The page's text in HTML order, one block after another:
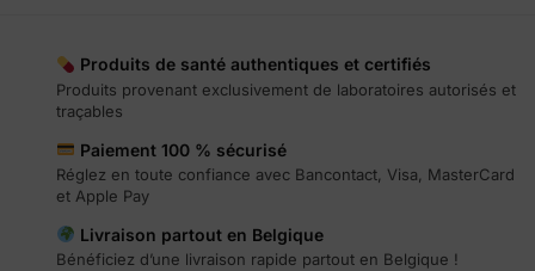
Produits de santé authentiques et certifiés
Produits provenant exclusivement de laboratoires autorisés et
traçables
Paiement 100 % sécurisé
Réglez en toute confiance avec Bancontact, Visa, MasterCard
et Apple Pay
Livraison partout en Belgique
Bénéficiez d’une livraison rapide partout en Belgique !